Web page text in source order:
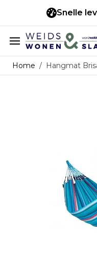
Snelle
Ga naar de inhoud
Home / Hangmat